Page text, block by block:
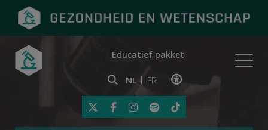
Onderwerpen
Educatief pakket
NL FR
Klik op deze link om